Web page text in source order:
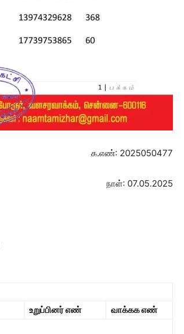
க.எண்: 2025050477
நாள்: 07.05.2025
உறுப்பினர் எண்
வாக்கக எண்